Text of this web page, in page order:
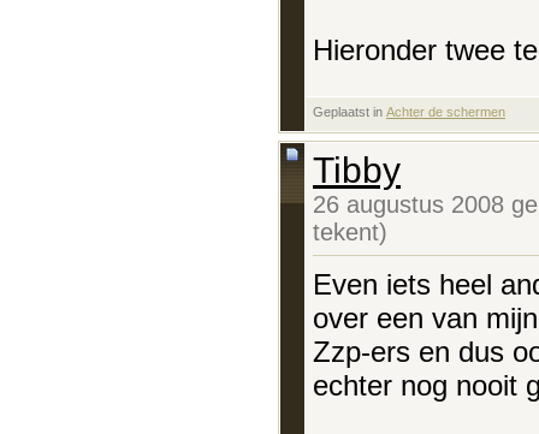
Hieronder twee
Geplaatst in Achter de schermen
Tibby
26 augustus 2008
tekent)
Even iets heel
over een van
Zzp-ers en dus
echter nog nooit